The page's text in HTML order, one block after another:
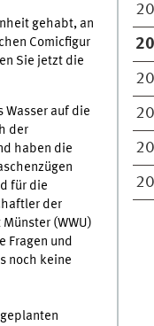
gehabt, an
Comicfigur
Sie jetzt die
Wasser auf die
der
haben die
für die
der
(WWU)
Fragen und
noch keine